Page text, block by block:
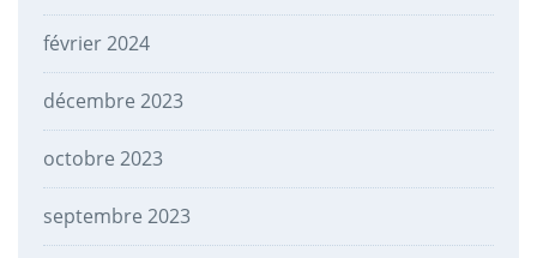
février 2024
décembre 2023
octobre 2023
septembre 2023